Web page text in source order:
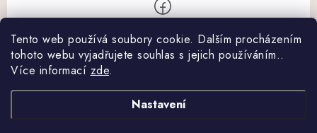
Tento web používá soubory cookie. Dalším procházením
tohoto webu vyjadřujete souhlas s jejich používáním..
Více informací zde.
Nastavení
Vše o nákupu
Další informace